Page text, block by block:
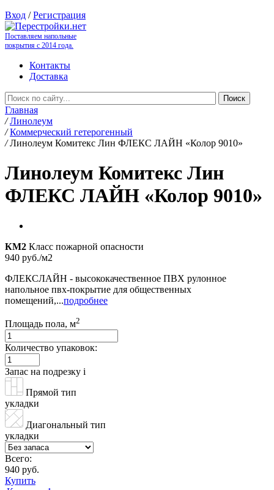
Вход /Регистрация
Поставляем напольные
покрытия с 2014 года.
Контакты
Доставка
Главная
/ Линолеум
/ Коммерческий гетерогенный
/ Линолеум Комитекс Лин ФЛЕКС ЛАЙН «Колор 9010»
Линолеум Комитекс Лин
ФЛЕКС ЛАЙН «Колор 9010»
КМ2 Класс пожарной опасности
940 руб./м2
ФЛЕКСЛАЙН - высококачественное ПВХ рулонное
напольное пвх-покрытие для общественных
помещений,...подробнее
Площадь пола, м2
Количество упаковок:
Запас на подрезку i
Прямой тип
укладки
Диагональный тип
укладки
Всего:
940 руб.
Купить